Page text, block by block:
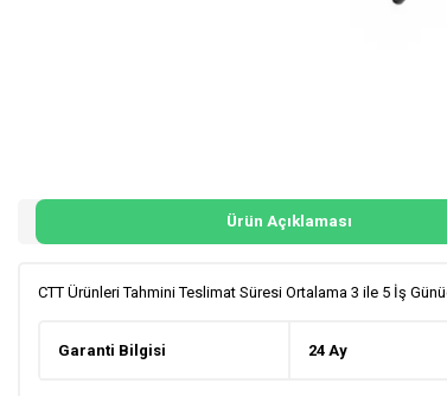
Ürün Açıklaması
CTT Ürünleri Tahmini Teslimat Süresi Ortalama 3 ile 5 İş
Garanti Bilgisi 24 Ay